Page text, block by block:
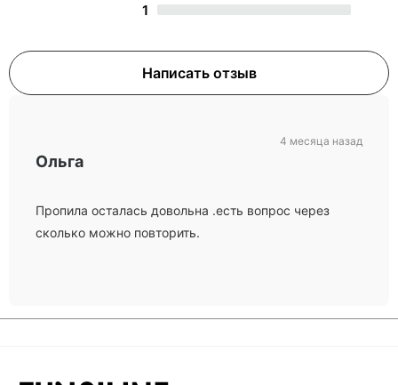
1
Написать отзыв
Ольга
Пропила осталась довольна .есть вопрос через
сколько можно повторить.
4 месяца назад